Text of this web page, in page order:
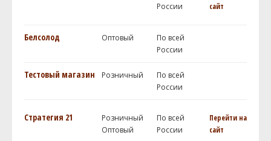
России
сайт
Белсолод Оптовый
По всей
России
Тестовый магазин Розничный
По всей
России
Стратегия 21
Розничный
Оптовый
По всей
России
Перейти на
сайт